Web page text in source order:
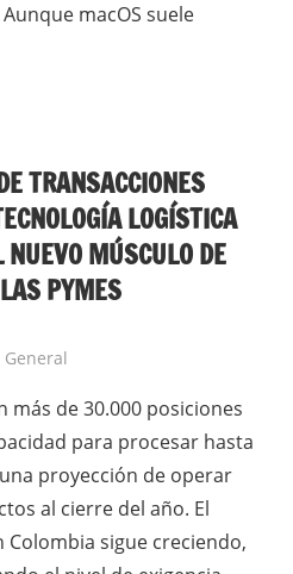
macOS suele
TRANSACCIONES
LOGÍSTICA
MÚSCULO DE
PYMES
Ernesto Herrera
General
más de 30.000 posiciones
para procesar hasta
proyección de operar
al cierre del año. El
sigue creciendo,